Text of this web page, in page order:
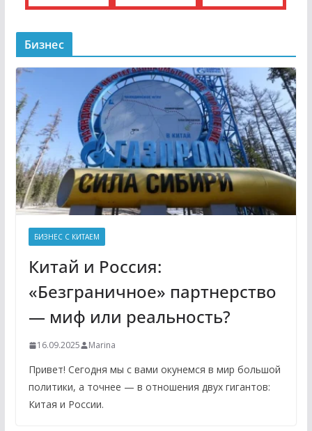
Бизнес
БИЗНЕС С КИТАЕМ
Китай и Россия:
«Безграничное» партнерство
— миф или реальность?
16.09.2025 Marina
Привет! Сегодня мы с вами окунемся в мир большой
политики, а точнее — в отношения двух гигантов:
Китая и России.